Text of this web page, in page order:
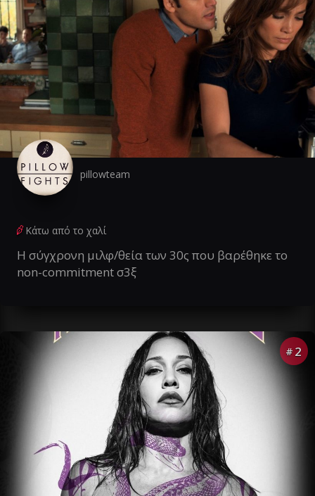
pillowteam
Κάτω από το χαλί
Η σύγχρονη μιλφ/θεία των 30ς που βαρέθηκε το
non-commitment σ3ξ
# 2